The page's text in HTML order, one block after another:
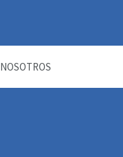
NOSOTROS